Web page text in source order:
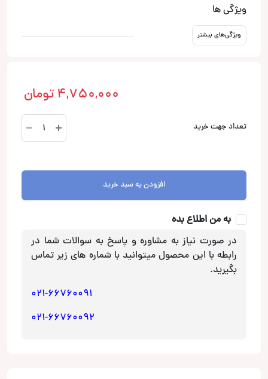
ویژگی ها
ویژگی‌های بیشتر
4,750,000 تومان
تعداد جهت خرید
میدرنج
خودرو
افزودن به سبد خرید
به من اطلاع بده
در صورت نیاز به مشاوره و پاسخ به سوالات شما در
رابطه با این محصول میتوانید با شماره های زیر تماس
بگیرید.
021-66760091
021-66760092